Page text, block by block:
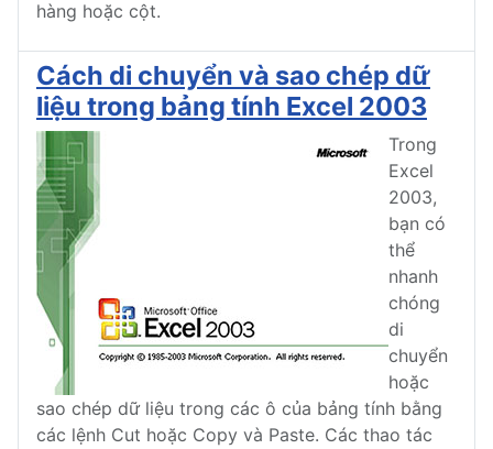
hàng hoặc cột.
Cách di chuyển và sao chép dữ
liệu trong bảng tính Excel 2003
Trong
Excel
2003,
bạn có
thể
nhanh
chóng
di
chuyển
hoặc
sao chép dữ liệu trong các ô của bảng tính bằng
các lệnh Cut hoặc Copy và Paste. Các thao tác